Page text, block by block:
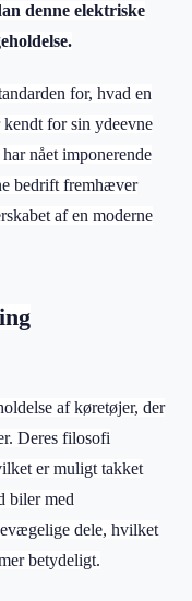
denne elektriske
for, hvad en
for sin ydeevne
nået imponerende
bedrift fremhæver
af en moderne
af køretøjer, der
Deres filosofi
er muligt takket
biler med
dele, hvilket
betydeligt.